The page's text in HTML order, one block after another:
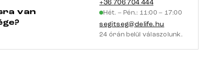
van
+36 706 704 444
Hét. – Pén.: 11:00 – 17:00
segitseg@delife.hu
24 órán belül válaszolunk.